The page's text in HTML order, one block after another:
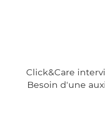
Click&Care
Besoin d'une